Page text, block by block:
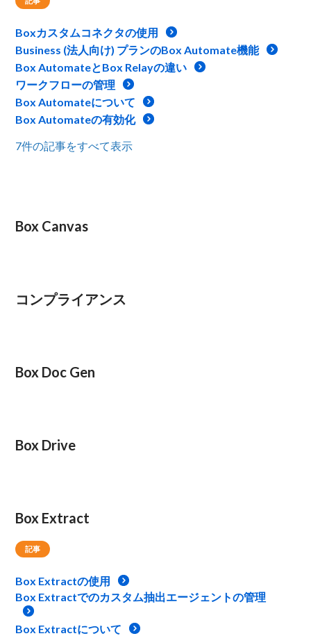
Boxカスタムコネクタの使用
Business (法人向け) プランのBox Automate機能
Box AutomateとBox Relayの違い
ワークフローの管理
Box Automateについて
Box Automateの有効化
7件の記事をすべて表示
Box Canvas
コンプライアンス
Box Doc Gen
Box Drive
Box Extract
記事
Box Extractの使用
Box Extractでのカスタム抽出エージェントの管理
Box Extractについて